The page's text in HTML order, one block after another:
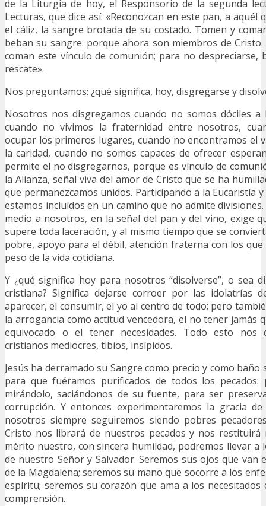
de la Liturgia de hoy, el Responsorio de la segunda
Lecturas, que dice así: «Reconozcan en este pan, a aquél
el cáliz, la sangre brotada de su costado. Tomen y
beban su sangre: porque ahora son miembros de
coman este vínculo de comunión; para no despreciarse,
rescate».
Nos preguntamos: ¿qué significa, hoy, disgregarse y
Nosotros nos disgregamos cuando no somos dóciles a
cuando no vivimos la fraternidad entre nosotros,
ocupar los primeros lugares, cuando no encontramos el
la caridad, cuando no somos capaces de ofrecer
permite el no disgregarnos, porque es vínculo de
la Alianza, señal viva del amor de Cristo que se ha
que permanezcamos unidos. Participando a la Eucaristía
estamos incluídos en un camino que no admite
medio a nosotros, en la señal del pan y del vino, exige
supere toda laceración, y al mismo tiempo que se
pobre, apoyo para el débil, atención fraterna con los
peso de la vida cotidiana.
Y ¿qué significa hoy para nosotros “disolverse”, o sea
cristiana? Significa dejarse corroer por las idolatrías
aparecer, el consumir, el yo al centro de todo; pero
la arrogancia como actitud vencedora, el no tener jamás
equivocado o el tener necesidades. Todo esto nos
cristianos mediocres, tibios, insípidos.
Jesús ha derramado su Sangre como precio y como baño
para que fuéramos purificados de todos los pecados:
mirándolo, saciándonos de su fuente, para ser
corrupción. Y entonces experimentaremos la gracia
nosotros siempre seguiremos siendo pobres
Cristo nos librará de nuestros pecados y nos restituirá
mérito nuestro, con sincera humildad, podremos llevar a
de nuestro Señor y Salvador. Seremos sus ojos que van
de la Magdalena; seremos su mano que socorre a los
espíritu; seremos su corazón que ama a los necesitados
comprensión.